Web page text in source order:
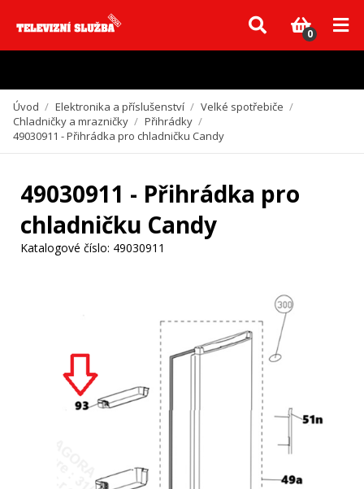
Vzhledem k aktuální situaci se může dodání dílů, které nejsou skladem,
zpozdit. Děkujeme za pochopení.
0
Úvod / Elektronika a příslušenství / Velké spotřebiče /
Chladničky a mrazničky / Přihrádky /
49030911 - Přihrádka pro chladničku Candy
49030911 - Přihrádka pro
chladničku Candy
Katalogové číslo: 49030911